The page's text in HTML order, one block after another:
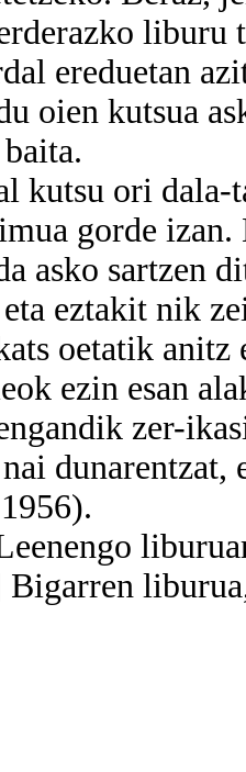
liburu
ereduetan
oien kutsua
ori dala-ta,
gorde
asko sartzen
eztakit nik
oetatik
ezin esan
zer-
liburua,